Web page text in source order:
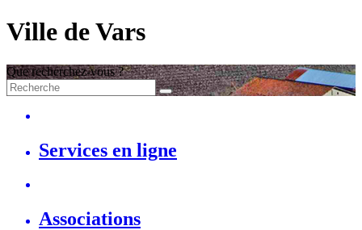
Ville de Vars
Que recherchez-vous ?
Services en ligne
Associations